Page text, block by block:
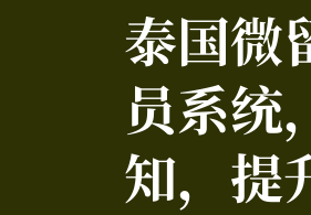
泰国微
员系统
知，提